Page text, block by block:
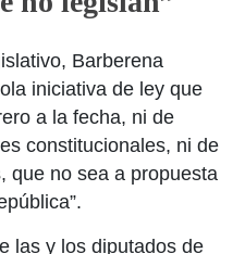
Barberena
iniciativa de ley que
a la fecha, ni de
constitucionales, ni de
que no sea a propuesta
las y los diputados de